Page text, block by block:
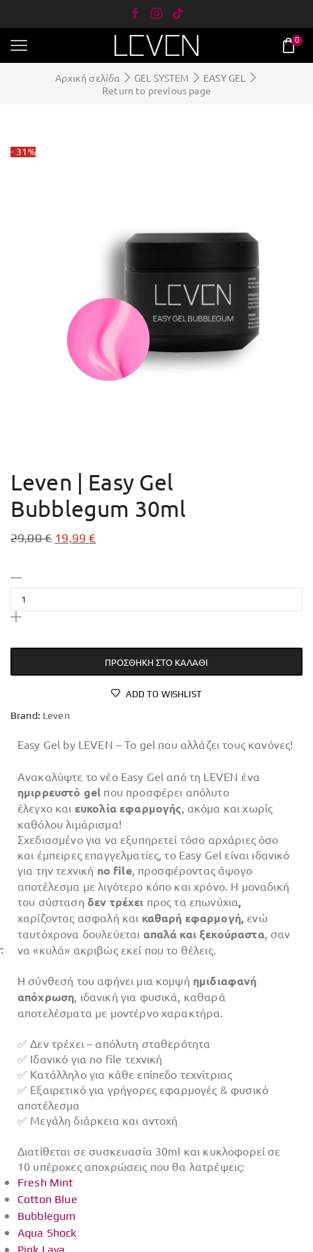
0
Αρχική σελίδα GEL SYSTEM
EASY GEL
Return to previous page
- 31%
Leven | Easy Gel
Bubblegum 30ml
29,00€ 19,99€
ΠΡΟΣΘΉΚΗ ΣΤΟ ΚΑΛΆΘΙ
ADD TO WISHLIST
Brand: Leven
Easy Gel by LEVEN – Το gel που αλλάζει τους κανόνες!
Ανακαλύψτε το νέο Easy Gel από τη LEVEN ένα
ημιρρευστό gel που προσφέρει απόλυτο
έλεγχο και ευκολία εφαρμογής, ακόμα και χωρίς
καθόλου λιμάρισμα!
Σχεδιασμένο για να εξυπηρετεί τόσο αρχάριες όσο
και έμπειρες επαγγελματίες, το Easy Gel είναι ιδανικό
για την τεχνική no file, προσφέροντας άψογο
αποτέλεσμα με λιγότερο κόπο και χρόνο. Η μοναδική
του σύσταση δεν τρέχει προς τα επωνύχια,
χαρίζοντας ασφαλή και καθαρή εφαρμογή, ενώ
ταυτόχρονα δουλεύεται απαλά και ξεκούραστα, σαν
να «κυλά» ακριβώς εκεί που το θέλεις.
Η σύνθεσή του αφήνει μια κομψή ημιδιαφανή
απόχρωση, ιδανική για φυσικά, καθαρά
αποτελέσματα με μοντέρνο χαρακτήρα.
✅ Δεν τρέχει – απόλυτη σταθερότητα
✅ Ιδανικό για no file τεχνική
✅ Κατάλληλο για κάθε επίπεδο τεχνίτριας
✅ Εξαιρετικό για γρήγορες εφαρμογές & φυσικό
αποτέλεσμα
✅ Μεγάλη διάρκεια και αντοχή
Διατίθεται σε συσκευασία 30ml και κυκλοφορεί σε
10 υπέροχες αποχρώσεις που θα λατρέψεις:
Fresh Mint
Cotton Blue
Bubblegum
Aqua Shock